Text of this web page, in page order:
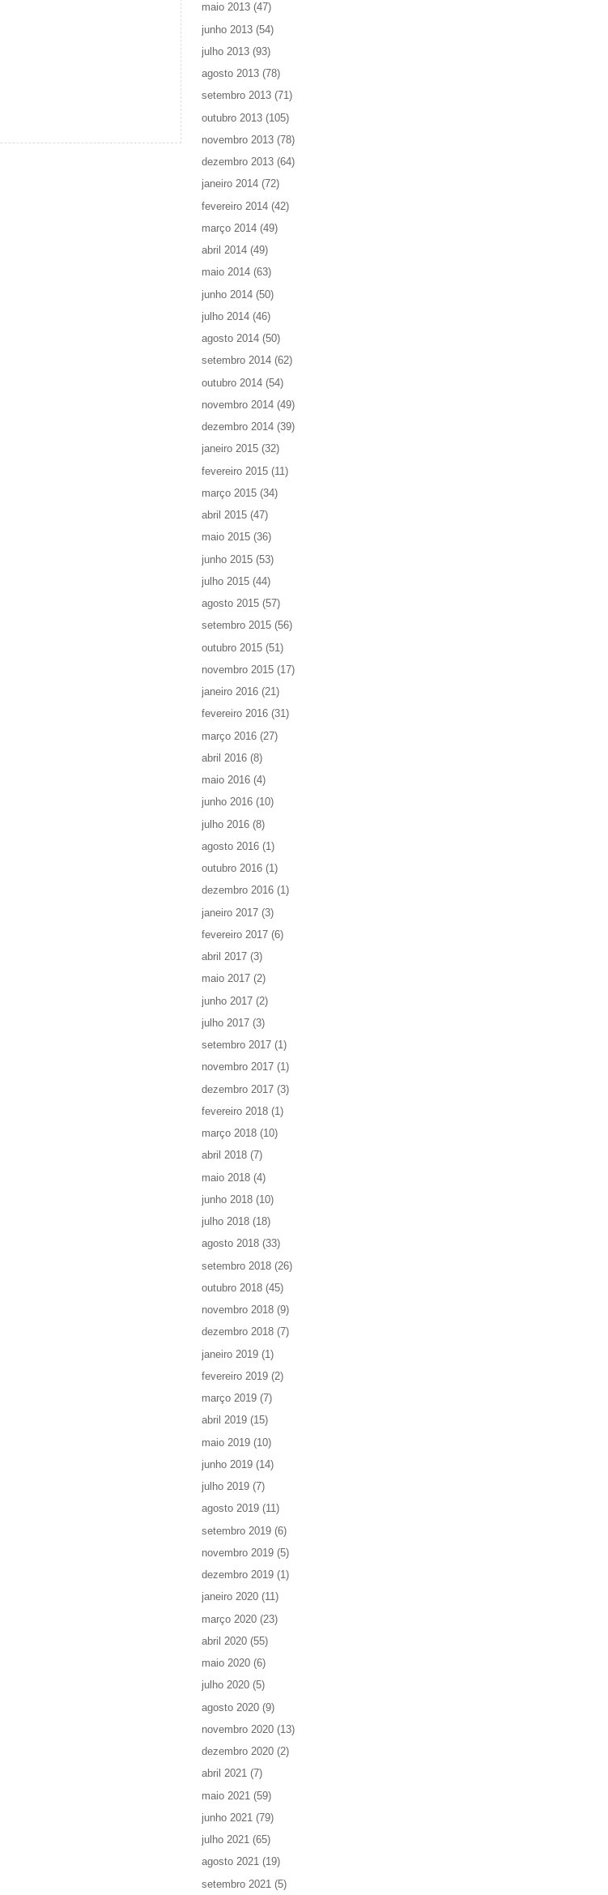
maio 2013 (47)
junho 2013 (54)
julho 2013 (93)
agosto 2013 (78)
setembro 2013 (71)
outubro 2013 (105)
novembro 2013 (78)
dezembro 2013 (64)
janeiro 2014 (72)
fevereiro 2014 (42)
março 2014 (49)
abril 2014 (49)
maio 2014 (63)
junho 2014 (50)
julho 2014 (46)
agosto 2014 (50)
setembro 2014 (62)
outubro 2014 (54)
novembro 2014 (49)
dezembro 2014 (39)
janeiro 2015 (32)
fevereiro 2015 (11)
março 2015 (34)
abril 2015 (47)
maio 2015 (36)
junho 2015 (53)
julho 2015 (44)
agosto 2015 (57)
setembro 2015 (56)
outubro 2015 (51)
novembro 2015 (17)
janeiro 2016 (21)
fevereiro 2016 (31)
março 2016 (27)
abril 2016 (8)
maio 2016 (4)
junho 2016 (10)
julho 2016 (8)
agosto 2016 (1)
outubro 2016 (1)
dezembro 2016 (1)
janeiro 2017 (3)
fevereiro 2017 (6)
abril 2017 (3)
maio 2017 (2)
junho 2017 (2)
julho 2017 (3)
setembro 2017 (1)
novembro 2017 (1)
dezembro 2017 (3)
fevereiro 2018 (1)
março 2018 (10)
abril 2018 (7)
maio 2018 (4)
junho 2018 (10)
julho 2018 (18)
agosto 2018 (33)
setembro 2018 (26)
outubro 2018 (45)
novembro 2018 (9)
dezembro 2018 (7)
janeiro 2019 (1)
fevereiro 2019 (2)
março 2019 (7)
abril 2019 (15)
maio 2019 (10)
junho 2019 (14)
julho 2019 (7)
agosto 2019 (11)
setembro 2019 (6)
novembro 2019 (5)
dezembro 2019 (1)
janeiro 2020 (11)
março 2020 (23)
abril 2020 (55)
maio 2020 (6)
julho 2020 (5)
agosto 2020 (9)
novembro 2020 (13)
dezembro 2020 (2)
abril 2021 (7)
maio 2021 (59)
junho 2021 (79)
julho 2021 (65)
agosto 2021 (19)
setembro 2021 (5)